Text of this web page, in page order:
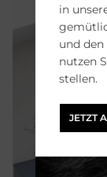
in
und
nutzen
stellen.
JETZT